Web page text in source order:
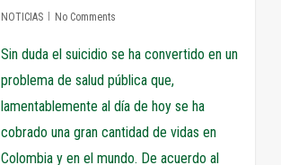
NOTICIAS No Comments
Sin duda el suicidio se ha convertido en un
problema de salud pública que,
lamentablemente al día de hoy se ha
cobrado una gran cantidad de vidas en
Colombia y en el mundo. De acuerdo al